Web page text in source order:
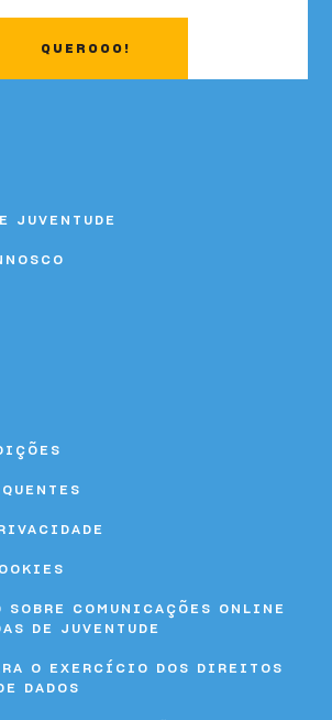
QUEROOO!
JUVENTUDE
SOBRE COMUNICAÇÕES ONLINE
DE JUVENTUDE
O EXERCÍCIO DOS DIREITOS
DADOS